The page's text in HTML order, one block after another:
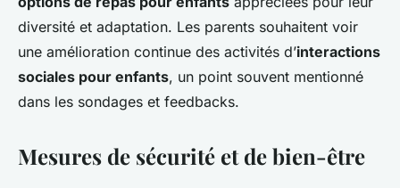
diversité et adaptation. Les parents souhaitent voir
une amélioration continue des activités d’interactions
sociales pour enfants, un point souvent mentionné
dans les sondages et feedbacks.
Mesures de sécurité et de bien-être